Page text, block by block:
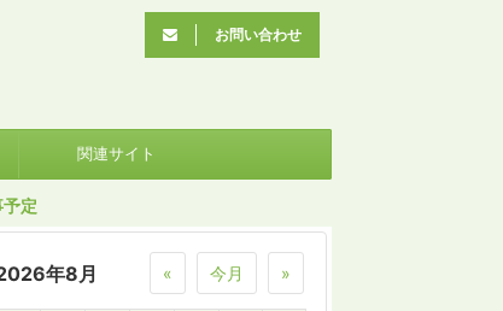
お問い合わせ
関連サイト
定